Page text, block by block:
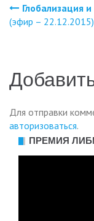
Глобализация и
(эфир – 22.12.2015)
Для отправки
авторизоваться.
ПРЕМИЯ